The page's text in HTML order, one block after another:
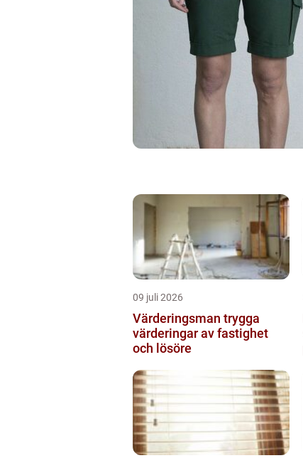
09 juli 2026
Värderingsman trygga
värderingar av fastighet
och lösöre